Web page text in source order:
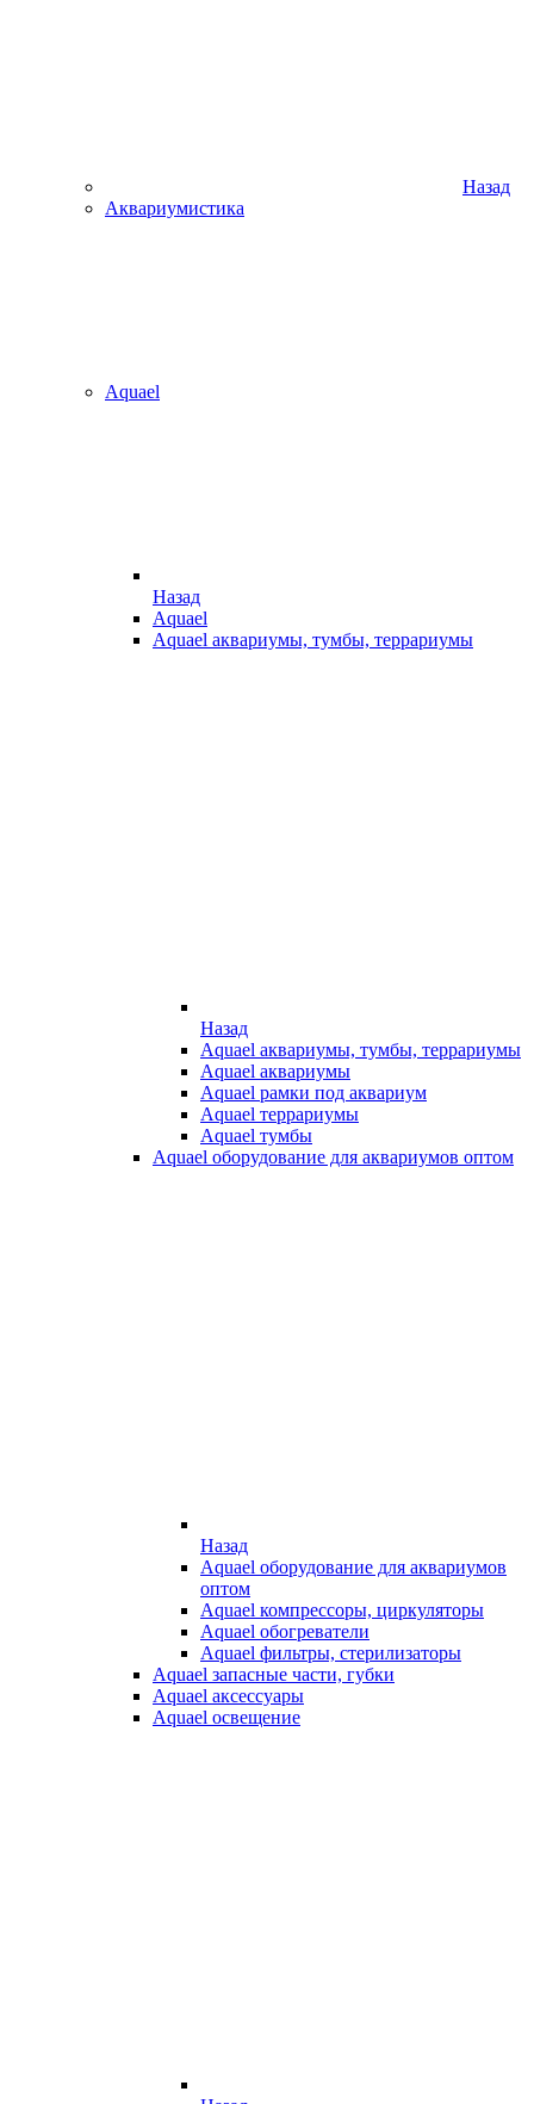
Назад
Аквариумистика
Aquael
Назад
Aquael
Aquael аквариумы, тумбы, террариумы
Назад
Aquael аквариумы, тумбы, террариумы
Aquael аквариумы
Aquael рамки под аквариум
Aquael террариумы
Aquael тумбы
Aquael оборудование для аквариумов оптом
Назад
Aquael оборудование для аквариумов
оптом
Aquael компрессоры, циркуляторы
Aquael обогреватели
Aquael фильтры, стерилизаторы
Aquael запасные части, губки
Aquael аксессуары
Aquael освещение